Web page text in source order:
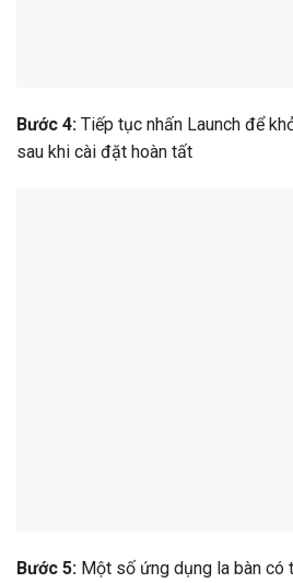
Bước 4: Tiếp tục nhấn Launch để
sau khi cài đặt hoàn tất
Bước 5: Một số ứng dụng la bàn có